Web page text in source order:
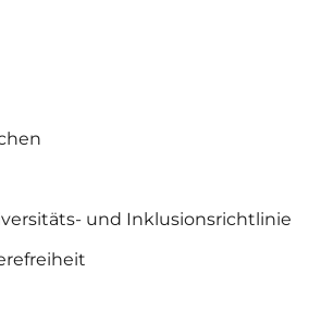
und Inklusionsrichtlinie